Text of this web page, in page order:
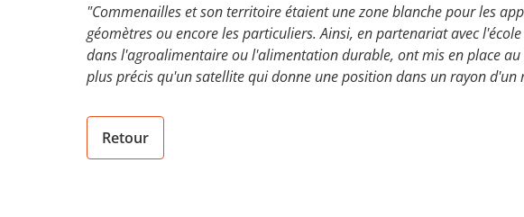
"Commenailles et son territoire étaient une zone blanche pour les
géomètres ou encore les particuliers. Ainsi, en partenariat avec
dans l'agroalimentaire ou l'alimentation durable, ont mis en place au
plus précis qu'un satellite qui donne une position dans un rayon d'un
Retour